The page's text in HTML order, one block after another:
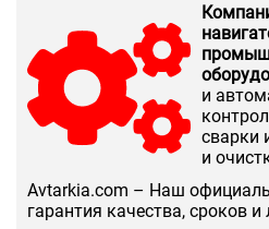
и
сварки
и
Аvtarkia.com – Наш
гарантия качества, сроков